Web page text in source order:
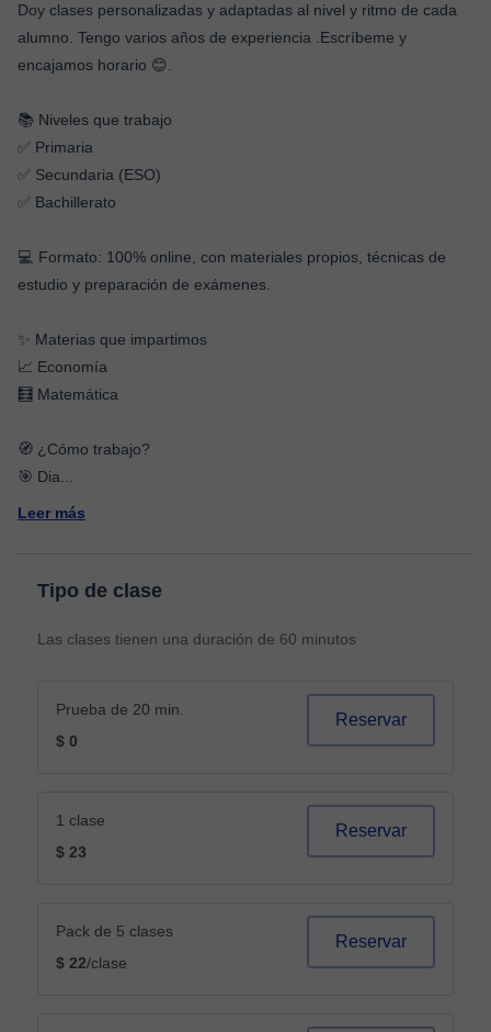
Doy clases personalizadas y adaptadas al nivel y ritmo de cada
alumno. Tengo varios años de experiencia .Escríbeme y
encajamos horario 😊.
📚 Niveles que trabajo
✅ Primaria
✅ Secundaria (ESO)
✅ Bachillerato
💻 Formato: 100% online, con materiales propios, técnicas de
estudio y preparación de exámenes.
✨ Materias que impartimos
📈 Economía
🧮 Matemática
🧭 ¿Cómo trabajo?
🎯 Dia
Leer más
Tipo de clase
Las clases tienen una duración de 60 minutos
Prueba de 20 min.
$ 0
Reservar
1 clase
$ 23
Reservar
Pack de 5 clases
$ 22/clase
Reservar